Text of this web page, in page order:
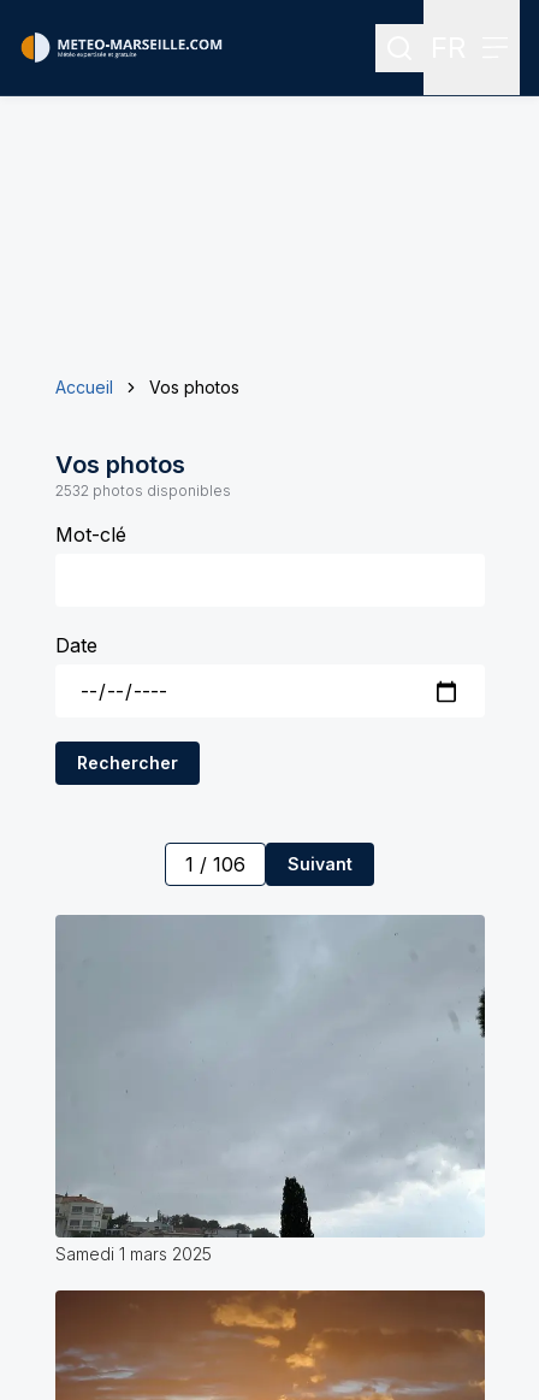
Rechercher
Accueil Vos photos
Vos photos
2532 photos disponibles
Mot-clé
Date
Rechercher
1 / 106 Suivant
Samedi 1 mars 2025